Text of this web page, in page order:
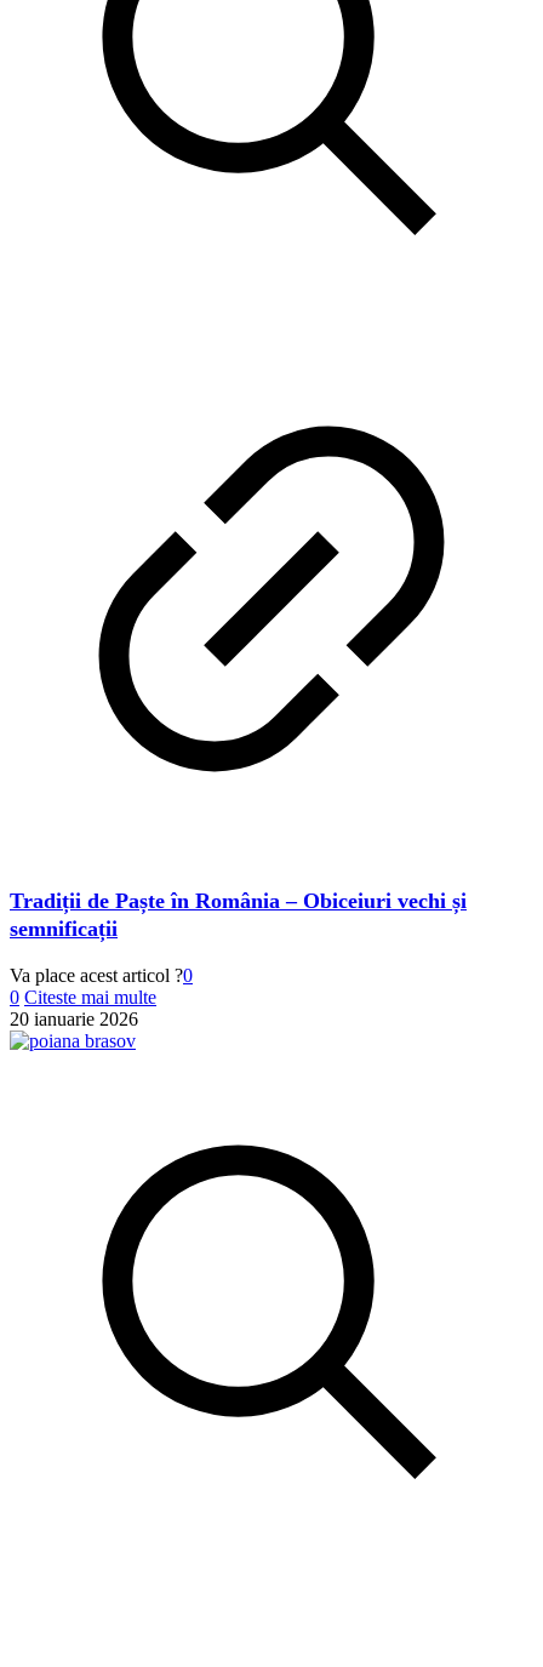
Tradiții de Paște în România – Obiceiuri vechi și
semnificații
Va place acest articol ?0
0 Citeste mai multe
20 ianuarie 2026